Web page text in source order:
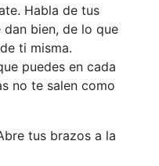
Habla de tus
dan bien, de lo que
ti misma.
puedes en cada
no te salen como
tus brazos a la